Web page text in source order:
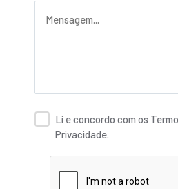
Li e concordo com os
Privacidade.